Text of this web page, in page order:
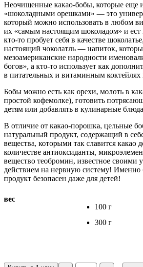
Неочищенные какао-бобы, которые еще
«шоколадными орешками» — это
который можно использовать в любом
их «самым настоящим шоколадом» и ест
кто-то пробует себя в качестве
настоящий чоколатль — напиток,
мезоамериканские народности
богов», а кто-то использует как
в питательных и витаминным коктейлях
Бобы можно есть как орехи, молоть в
простой кофемолке), готовить
детям или добавлять в кулинарные
В отличие от какао-порошка, цельные
натуральный продукт, содержащий в
вещества, которыми так славится какао
количестве антиоксиданты,
вещество теобромин, известное
действием на нервную систему! Именно
продукт безопасен даже для детей!
вес
100 г
300 г